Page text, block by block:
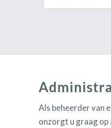
Als beheerder van
onzorgt u graag op